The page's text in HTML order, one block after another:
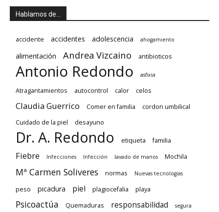
Hablamos de…
accidente accidentes adolescencia ahogamiento
alimentación Andrea Vizcaino antibioticos
Antonio Redondo asfixia
Atragantamientos autocontrol calor celos
Claudia Guerrico Comer en familia
cordon umbilical
Cuidado de la piel
desayuno
Dr. A. Redondo etiqueta familia
Fiebre Infecciones Infección lavado de manos Mochila
Mª Carmen Soliveres normas Nuevas tecnologias
peso picadura piel plagiocefalia playa
Psicoactúa Quemaduras responsabilidad segura